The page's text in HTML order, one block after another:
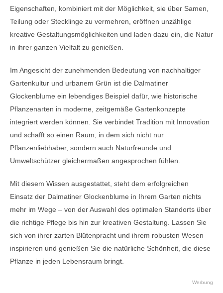
Eigenschaften, kombiniert mit der Möglichkeit, sie über Samen,
Teilung oder Stecklinge zu vermehren, eröffnen unzählige
kreative Gestaltungsmöglichkeiten und laden dazu ein, die Natur
in ihrer ganzen Vielfalt zu genießen.
Im Angesicht der zunehmenden Bedeutung von nachhaltiger
Gartenkultur und urbanem Grün ist die Dalmatiner
Glockenblume ein lebendiges Beispiel dafür, wie historische
Pflanzenarten in moderne, zeitgemäße Gartenkonzepte
integriert werden können. Sie verbindet Tradition mit Innovation
und schafft so einen Raum, in dem sich nicht nur
Pflanzenliebhaber, sondern auch Naturfreunde und
Umweltschützer gleichermaßen angesprochen fühlen.
Mit diesem Wissen ausgestattet, steht dem erfolgreichen
Einsatz der Dalmatiner Glockenblume in Ihrem Garten nichts
mehr im Wege – von der Auswahl des optimalen Standorts über
die richtige Pflege bis hin zur kreativen Gestaltung. Lassen Sie
sich von ihrer zarten Blütenpracht und ihrem robusten Wesen
inspirieren und genießen Sie die natürliche Schönheit, die diese
Pflanze in jeden Lebensraum bringt.
Werbung